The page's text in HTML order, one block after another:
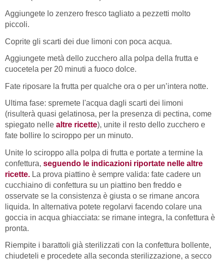
Aggiungete lo zenzero fresco tagliato a pezzetti molto
piccoli.
Coprite gli scarti dei due limoni con poca acqua.
Aggiungete metà dello zucchero alla polpa della frutta e
cuocetela per 20 minuti a fuoco dolce.
Fate riposare la frutta per qualche ora o per un’intera notte.
Ultima fase: spremete l'acqua dagli scarti dei limoni
(risulterà quasi gelatinosa, per la presenza di pectina, come
spiegato nelle altre ricette), unite il resto dello zucchero e
fate bollire lo sciroppo per un minuto.
Unite lo sciroppo alla polpa di frutta e portate a termine la
confettura, seguendo le indicazioni riportate nelle altre
ricette. La prova piattino è sempre valida: fate cadere un
cucchiaino di confettura su un piattino ben freddo e
osservate se la consistenza è giusta o se rimane ancora
liquida. In alternativa potete regolarvi facendo colare una
goccia in acqua ghiacciata: se rimane integra, la confettura è
pronta.
Riempite i barattoli già sterilizzati con la confettura bollente,
chiudeteli e procedete alla seconda sterilizzazione, a secco